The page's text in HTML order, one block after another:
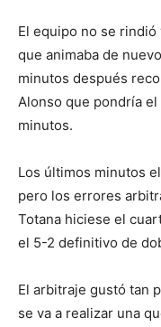
El equipo no se
que animaba de
minutos después
Alonso que pondría
minutos.
Los últimos minutos
pero los errores
Totana hiciese el
el 5-2 definitivo de
El arbitraje gustó tan
se va a realizar una